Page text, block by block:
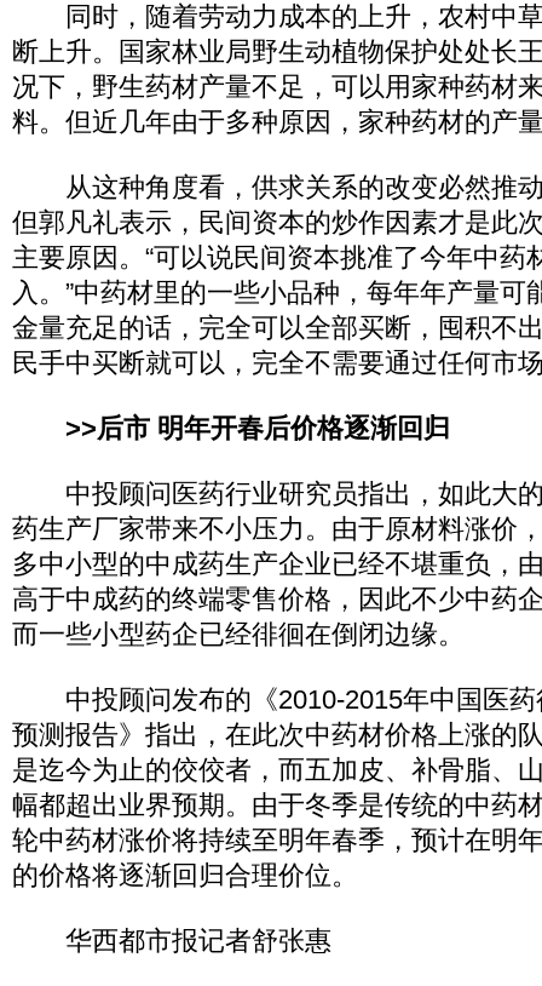
同时，随着劳动力成本的上升，农村中
断上升。国家林业局野生动植物保护处处长
况下，野生药材产量不足，可以用家种药材
料。但近几年由于多种原因，家种药材的产
从这种角度看，供求关系的改变必然推
但郭凡礼表示，民间资本的炒作因素才是此
主要原因。“可以说民间资本挑准了今年中药
入。”中药材里的一些小品种，每年年产量可
金量充足的话，完全可以全部买断，囤积不
民手中买断就可以，完全不需要通过任何市
>>后市 明年开春后价格逐渐回归
中投顾问医药行业研究员指出，如此大
药生产厂家带来不小压力。由于原材料涨价
多中小型的中成药生产企业已经不堪重负，
高于中成药的终端零售价格，因此不少中药
而一些小型药企已经徘徊在倒闭边缘。
中投顾问发布的《2010-2015年中国医药
预测报告》指出，在此次中药材价格上涨的
是迄今为止的佼佼者，而五加皮、补骨脂、
幅都超出业界预期。由于冬季是传统的中药
轮中药材涨价将持续至明年春季，预计在明
的价格将逐渐回归合理价位。
华西都市报记者舒张惠